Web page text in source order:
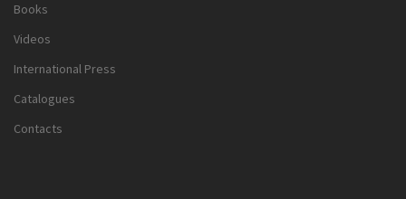
Books
Videos
International Press
Catalogues
Contacts